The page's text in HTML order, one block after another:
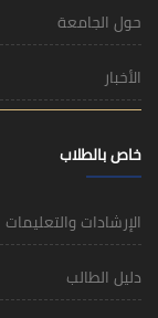
حول الجامعة
الأخبار
خاص بالطلاب
الإرشادات والتعليمات
دليل الطالب